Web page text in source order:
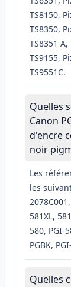
TS8150,
TS8350,
TS8351
TS9155,
TS9551C.
Quelles
Canon
d'encre
noir
Les
les
581XL,
580, PGI-
PGBK,
Quelles